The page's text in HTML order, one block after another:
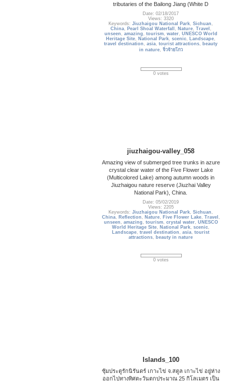
tributaries of the Bailong Jiang (White D
Date: 02/18/2017
Views: 3320
Keywords:Jiuzhaigou National Park,Sichuan ,
China, Pearl Shoal Waterfall , Nature, Travel ,
unseen , amazing , tourism, water, UNESCO World
Heritage Site, National Park,scenic, Landscape,
travel destination ,asia,tourist attractions, beauty
in nature, จิ่วจ้ายโกว
0 votes
jiuzhaigou-valley_058
Amazing view of submerged tree trunks in azure
crystal clear water of the Five Flower Lake
(Multicolored Lake) among autumn woods in
Jiuzhaigou nature reserve (Jiuzhai Valley
National Park), China.
Date: 05/02/2019
Views: 2205
Keywords:Jiuzhaigou National Park,Sichuan ,
China, Reflection , Nature, Five Flower Lake, Travel ,
unseen , amazing , tourism, crystal water, UNESCO
World Heritage Site, National Park,scenic,
Landscape,travel destination ,asia,tourist
attractions, beauty in nature
0 votes
Islands_100
ซุ้มประตูรักนิรันดร์ เกาะไข่ จ.สตูล เกาะไข่ อยู่ห่าง
ออกไปทางทิศตะวันตกประมาณ 25 กิโลเมตร เป็น